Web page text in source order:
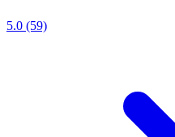
5.0 (59)